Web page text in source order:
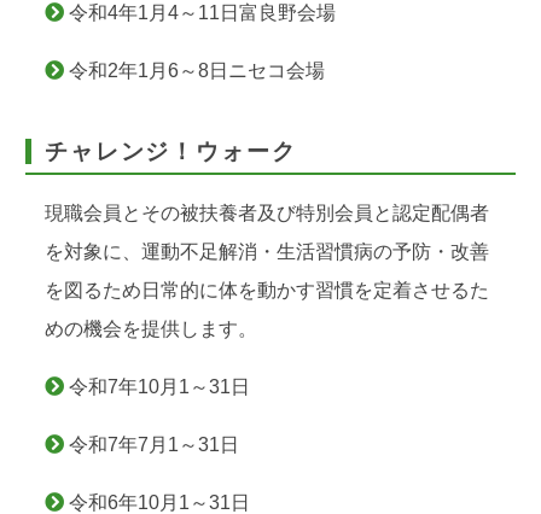
令和4年1月4～11日富良野会場
令和2年1月6～8日ニセコ会場
チャレンジ！ウォーク
現職会員とその被扶養者及び特別会員と認定配偶者
を対象に、運動不足解消・生活習慣病の予防・改善
を図るため日常的に体を動かす習慣を定着させるた
めの機会を提供します。
令和7年10月1～31日
令和7年7月1～31日
令和6年10月1～31日